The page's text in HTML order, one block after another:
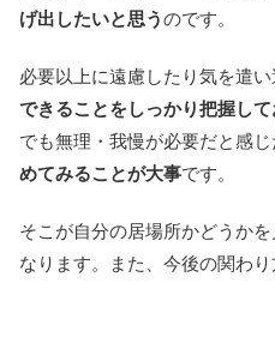
げ出したいと思うのです。
必要以上に遠慮したり気を遣い
できることをしっかり把握して
でも無理・我慢が必要だと感じ
めてみることが大事です。
そこが自分の居場所かどうか
なります。また、今後の関わ